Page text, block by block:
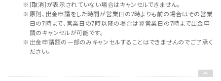
※ [取消]が表示されていない場合はキャンセルできません。
※原則、出金申請をした時間が営業日の7時よりも前の場合はその営業
日の7時まで、営業日の7時以降の場合は翌営業日の7時まで出金申
請のキャンセルが可能です。
※ 出金申請額の一部のみキャンセルすることはできませんのでご了承く
ださい。